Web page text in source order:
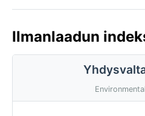
Ilmanlaadun